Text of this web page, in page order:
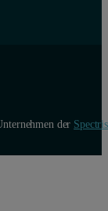
der Spectris